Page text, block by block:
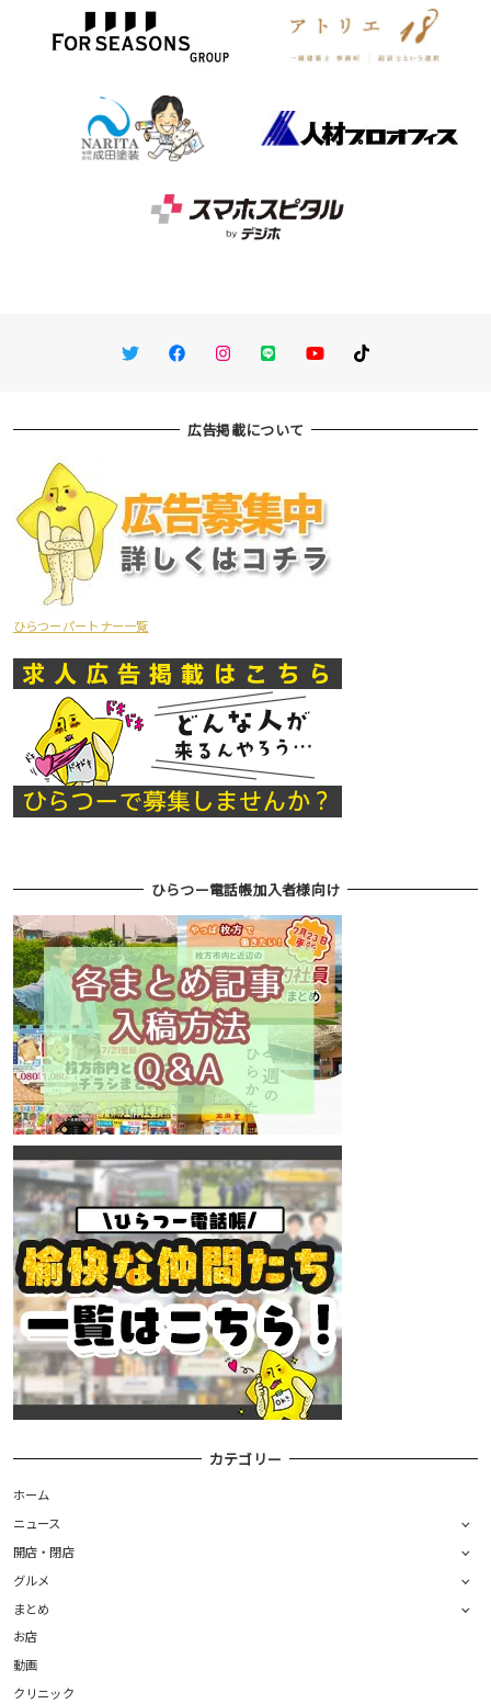
TwitterFacebookInstagram
LINE You TubeTikTok
広告掲載について
ひらつーパートナー一覧
ひらつー電話帳加入者様向け
カテゴリー
ホーム
ニュース
開店・閉店
グルメ
まとめ
お店
動画
クリニック